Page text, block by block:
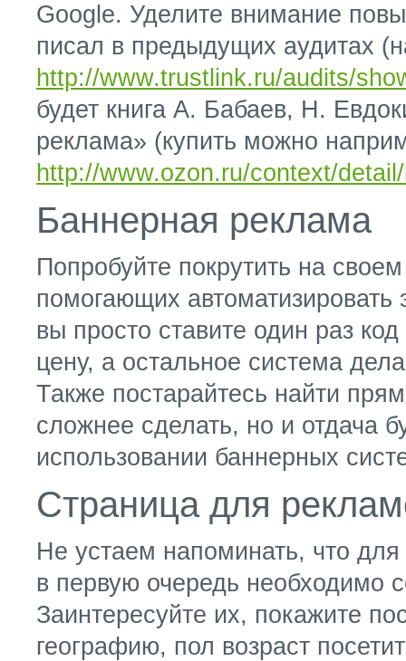
Google. Уделите внимание
писал в предыдущих аудитах
http://www.trustlink.ru/audits/
будет книга А. Бабаев, Н.
реклама» (купить можно
http://www.ozon.ru/context/
Баннерная реклама
Попробуйте покрутить на
помогающих
вы просто ставите один раз
цену, а остальное система
Также постарайтесь найти
сложнее сделать, но и отдача
использовании баннерных
Страница для
Не устаем напоминать, что
в первую очередь необходимо
Заинтересуйте их, покажите
географию, пол возраст